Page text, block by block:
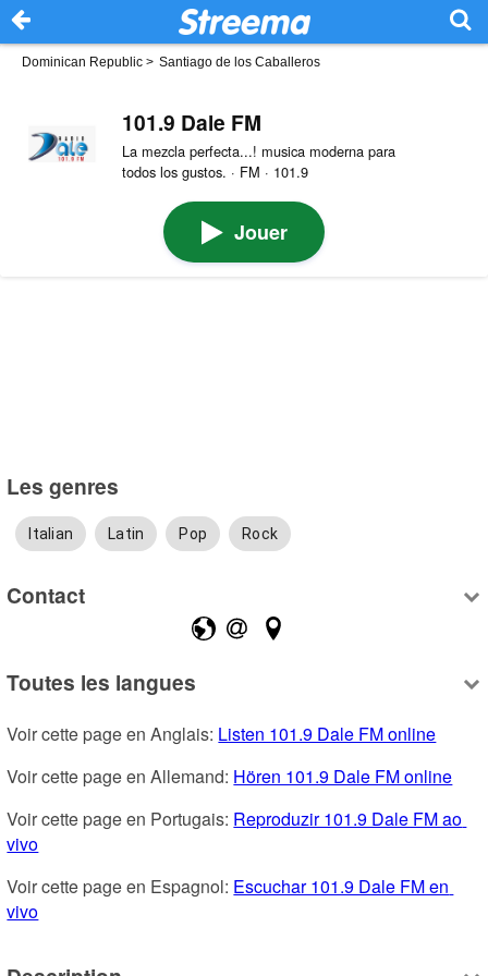
Dominican Republic > Santiago de los Caballeros
101.9 Dale FM
La mezcla perfecta...! musica moderna para
todos los gustos. · FM · 101.9
Jouer
Les genres
Italian Latin Pop Rock
Contact
Toutes les langues
Voir cette page en Anglais: Listen 101.9 Dale FM online
Voir cette page en Allemand: Hören 101.9 Dale FM online
Voir cette page en Portugais: Reproduzir 101.9 Dale FM ao
vivo
Voir cette page en Espagnol: Escuchar 101.9 Dale FM en
vivo